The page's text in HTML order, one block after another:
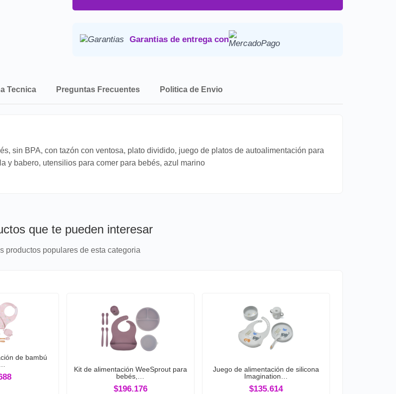
Precio final:Incluye impuestos y envio a tu domicilio.
Consulta nuestra
Garantias de entrega con
Tecnica Preguntas Frecuentes Politica de Envio
sin BPA, con tazón con ventosa, plato dividido, juego de platos de autoalimentación para
y babero, utensilios para comer para bebés, azul marino
que te pueden interesar
productos populares de esta categoria
de bambú
Kit de alimentación WeeSprout para
bebés,…
$196.176
Juego de alimentación de silicona
Imagination…
$135.614